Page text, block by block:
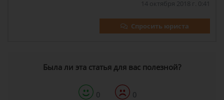
14 октября 2018 г. 0:41
Спросить юриста
Была ли эта статья для вас полезной?
0 0